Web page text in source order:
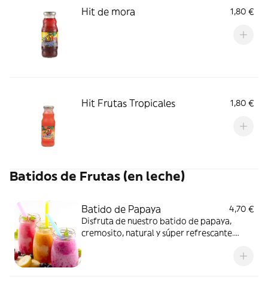
Hit de mora 1,80 €
Hit Frutas Tropicales 1,80 €
Batidos de Frutas (en leche)
Batido de Papaya
4,70 €
Disfruta de nuestro batido de papaya,
cremosito, natural y súper refrescante.